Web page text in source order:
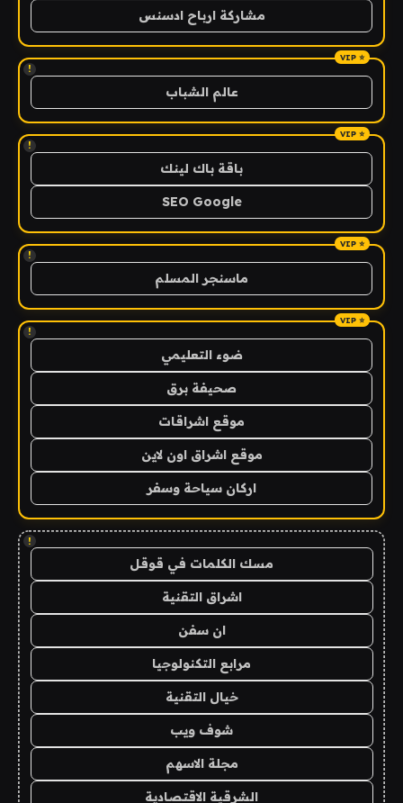
مشاركة ارباح ادسنس
!
عالم الشباب
!
باقة باك لينك
SEO Google
!
ماسنجر المسلم
!
ضوء التعليمي
صحيفة برق
موقع اشراقات
موقع اشراق اون لاين
اركان سياحة وسفر
!
مسك الكلمات في قوقل
اشراق التقنية
ان سفن
مرابع التكنولوجيا
خيال التقنية
شوف ويب
مجلة الاسهم
الشرقية الاقتصادية